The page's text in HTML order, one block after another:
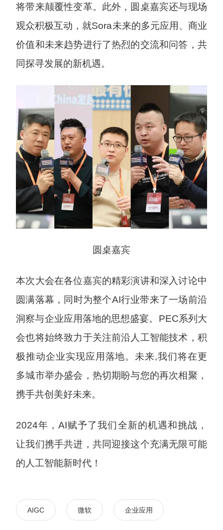
将带来颠覆性变革。此外，圆桌嘉宾还与现场
观众积极互动，就Sora未来的多元应用、商业
价值和未来趋势进行了热烈的交流和问答，共
同探寻发展的新机遇。
圆桌嘉宾
本次大会在各位嘉宾的精彩演讲和深入讨论中
圆满落幕，同时为整个AI行业带来了一场前沿
洞察与企业应用落地的思想盛宴。PEC系列大
会也将始终致力于关注前沿人工智能技术，积
极推动企业实现应用落地。未来,我们将在更
多城市举办盛会，热切期盼与您的再次相聚，
携手共创美好未来。
2024年，AI赋予了我们全新的机遇和挑战，
让我们携手共进，共同迎接这个充满无限可能
的人工智能新时代！
AIGC 微软 企业应用